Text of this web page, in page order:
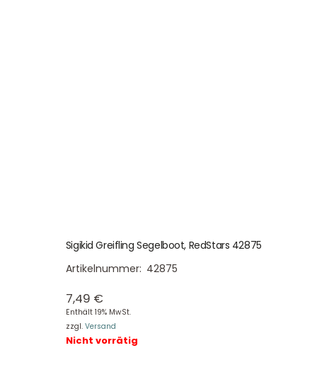
Sigikid Greifling Segelboot, RedStars 42875
Artikelnummer: 42875
7,49 €
Enthält 19% MwSt.
zzgl. Versand
Nicht vorrätig